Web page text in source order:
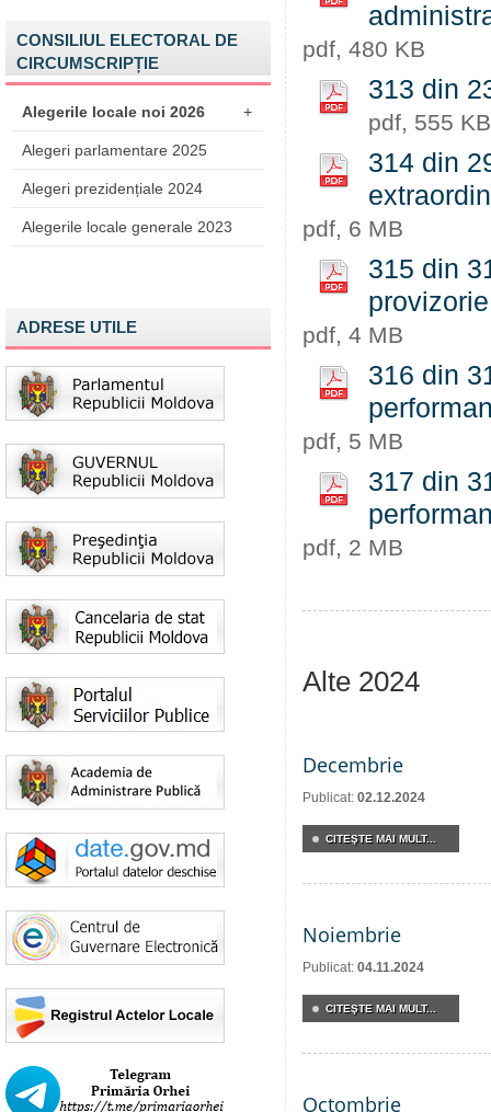
CONSILIUL ELECTORAL DE
CIRCUMSCRIPȚIE
Alegerile locale noi 2026 +
Alegeri parlamentare 2025
Alegeri prezidențiale 2024
Alegerile locale generale 2023
ADRESE UTILE
pdf, 480 KB
313 din
pdf, 555 KB
314 din
pdf, 6 MB
315 din
pdf, 4 MB
316 din
pdf, 5 MB
317 din
pdf, 2 MB
Alte 2024
Decembrie
Publicat: 02.12.2024
CITEŞTE MAI MULT...
Noiembrie
Publicat: 04.11.2024
CITEŞTE MAI MULT...
Octombrie